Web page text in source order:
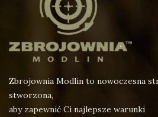
Zbrojownia Modlin to nowoczesna
stworzona,
aby zapewnić Ci najlepsze warunki